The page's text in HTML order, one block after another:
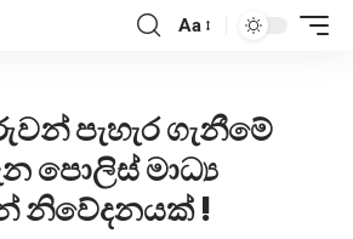
Aa
පැහැර ගැනීමේ
පොලිස් මාධ්‍ය
නිවේදනයක් !